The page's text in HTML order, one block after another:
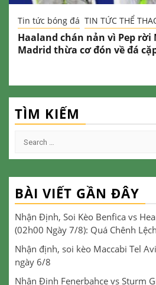
Tin tức bóng đá TIN TỨC THỂ
Haaland chán nản vì Pep rời
Madrid thừa cơ đón về đá
TÌM KIẾM
Search
BÀI VIẾT GẦN ĐÂY
Nhận Định, Soi Kèo Benfica vs
(02h00 Ngày 7/8): Quá Chênh Lệch
Nhận định, soi kèo Maccabi Tel
ngày 6/8
Nhận Định Fenerbahce vs Sturm